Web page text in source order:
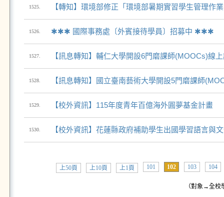
1525. 【轉知】環境部修正「環境部暑期實習學生管理作
1526. ✱✱✱ 國際事務處〔外賓接待學員〕招募中 ✱✱✱
1527. 【訊息轉知】輔仁大學開設6門磨課師(MOOCs)線
1528. 【訊息轉知】國立臺南藝術大學開設5門磨課師
1529. 【校外資訊】115年度青年百億海外圓夢基金計畫
1530. 【校外資訊】花蓮縣政府補助學生出國學習語言與
上50頁 上10頁 上1頁 101 102 103 104
（對象→全校